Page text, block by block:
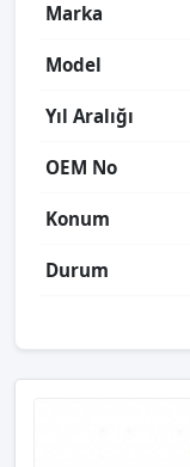
Marka
Model
Yıl Aralığı
OEM No
Konum
Durum